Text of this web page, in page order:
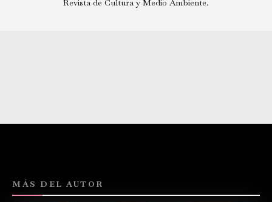
MÁS DEL AUTOR